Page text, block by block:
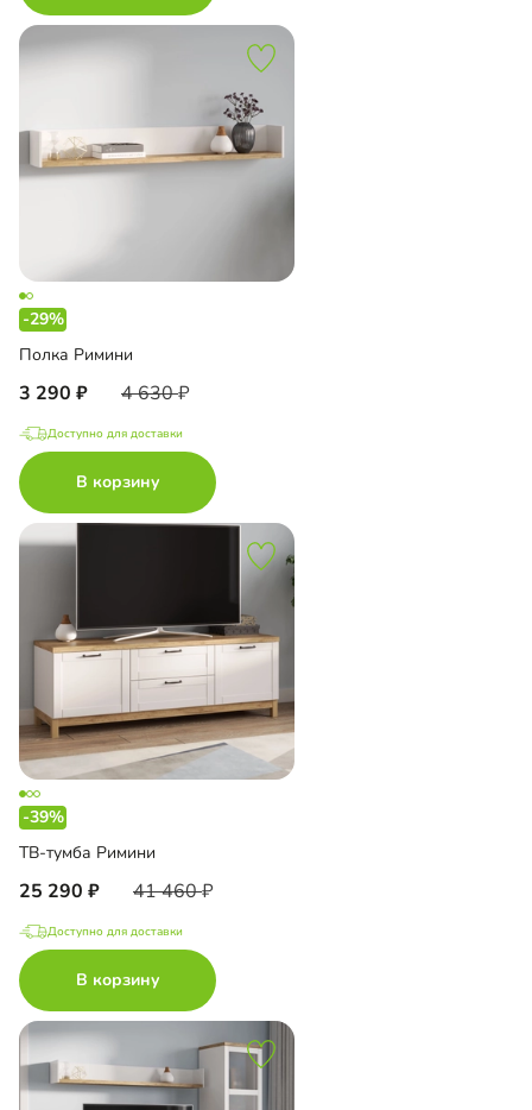
-29%
Полка Римини
3 290 4 630
Доступно для доставки
В корзину
-39%
ТВ-тумба Римини
25 290 41 460
Доступно для доставки
В корзину